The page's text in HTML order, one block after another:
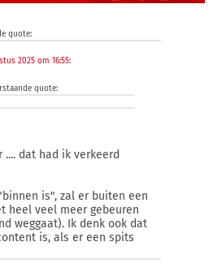
quote:
2025 om 16:55:
quote:
dat had ik verkeerd
is", zal er buiten een
heel veel meer gebeuren
weggaat). Ik denk ook dat
is, als er een spits